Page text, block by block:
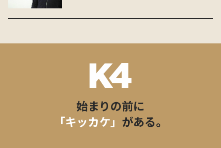
始まりの前に
「キッカケ」 がある。